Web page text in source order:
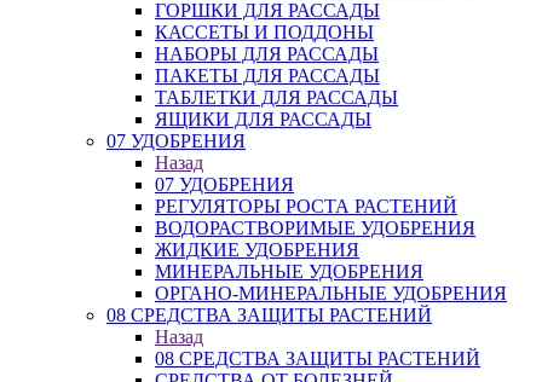
ГОРШКИ ДЛЯ РАССАДЫ
КАССЕТЫ И ПОДДОНЫ
НАБОРЫ ДЛЯ РАССАДЫ
ПАКЕТЫ ДЛЯ РАССАДЫ
ТАБЛЕТКИ ДЛЯ РАССАДЫ
ЯЩИКИ ДЛЯ РАССАДЫ
07 УДОБРЕНИЯ
Назад
07 УДОБРЕНИЯ
РЕГУЛЯТОРЫ РОСТА РАСТЕНИЙ
ВОДОРАСТВОРИМЫЕ УДОБРЕНИЯ
ЖИДКИЕ УДОБРЕНИЯ
МИНЕРАЛЬНЫЕ УДОБРЕНИЯ
ОРГАНО-МИНЕРАЛЬНЫЕ УДОБРЕНИЯ
08 СРЕДСТВА ЗАЩИТЫ РАСТЕНИЙ
Назад
08 СРЕДСТВА ЗАЩИТЫ РАСТЕНИЙ